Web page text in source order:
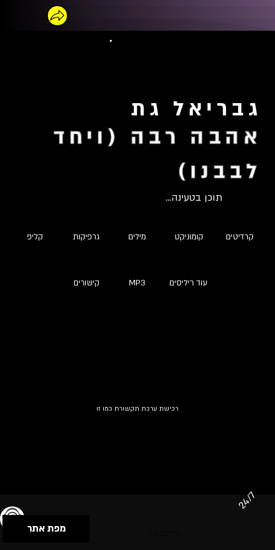
גבריאל גת
אהבה רבה (ויחד
לבבנו)
תוכן בטעינה...
קליפ גרפיקות מילים קומוניקט קרדיטים
קישורים MP3 עוד ריליסים
רכישת ערכת תקשורת כמו זו
מפת אתר
24/7